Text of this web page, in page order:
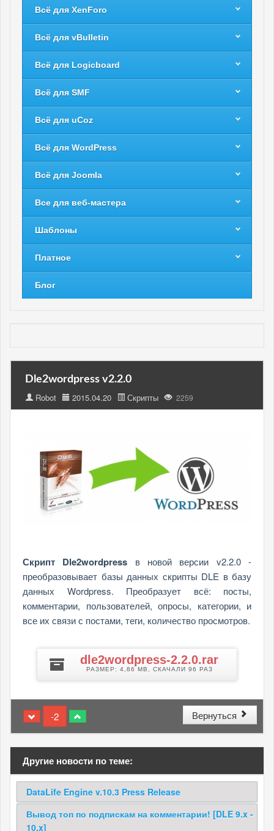
Всё для XenForo
Всё для vBulletin
Всё для Logicboard
Всё для SMF
Всё для uCoz
Всё для WordPress
Всё для Joomla
Все для веб-мастера
Шаблоны
Платное
Блог
Dle2wordpress v2.2.0
Robot 2015.04.20 Скрипты 2259
Скрипт Dle2wordpress в новой версии v2.2.0 -
преобразовывает базы данных скрипты DLE в базу
данных Wordpress. Преобразует всё: посты,
комментарии, пользователей, опросы, категории, и
все их связи с постами, теги, количество просмотров.
Z dle2wordpress-2.2.0.rar
РАЗМЕР: 4,86 MB, СКАЧАЛИ 96 РАЗ
-2 Вернуться
Другие новости по теме:
DataLife Engine v.10.3 Press Release
Вывод топ по подпискам на комментарии! [DLE 9.x -
10.x]